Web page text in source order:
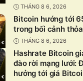
THÁNG 8 6, 2026
Bitcoin hướng tới
trong bối cảnh
THÁNG 8 6, 2026
Hashrate Bitcoin
đào rời mạng lưới:
hưởng tới giá